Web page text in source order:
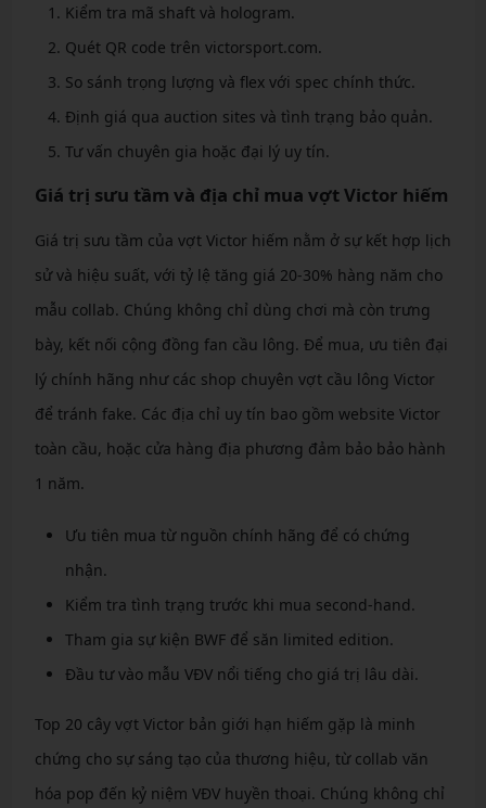
Kiểm tra mã shaft và hologram.
Quét QR code trên victorsport.com.
So sánh trọng lượng và flex với spec chính thức.
Định giá qua auction sites và tình trạng bảo quản.
Tư vấn chuyên gia hoặc đại lý uy tín.
Giá trị sưu tầm và địa chỉ mua vợt Victor hiếm
Giá trị sưu tầm của vợt Victor hiếm nằm ở sự kết hợp lịch
sử và hiệu suất, với tỷ lệ tăng giá 20-30% hàng năm cho
mẫu collab. Chúng không chỉ dùng chơi mà còn trưng
bày, kết nối cộng đồng fan cầu lông. Để mua, ưu tiên đại
lý chính hãng như các shop chuyên vợt cầu lông Victor
để tránh fake. Các địa chỉ uy tín bao gồm website Victor
toàn cầu, hoặc cửa hàng địa phương đảm bảo bảo hành
1 năm.
Ưu tiên mua từ nguồn chính hãng để có chứng
nhận.
Kiểm tra tình trạng trước khi mua second-hand.
Tham gia sự kiện BWF để săn limited edition.
Đầu tư vào mẫu VĐV nổi tiếng cho giá trị lâu dài.
Top 20 cây vợt Victor bản giới hạn hiếm gặp là minh
chứng cho sự sáng tạo của thương hiệu, từ collab văn
hóa pop đến kỷ niệm VĐV huyền thoại. Chúng không chỉ